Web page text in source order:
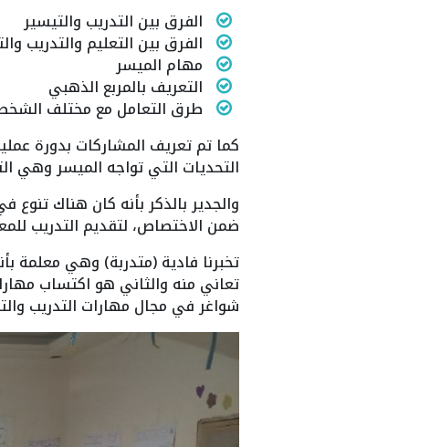
الفرق بين التدريب والتيسير
الفرق بين التعليم والتدريب
مهام الميسر
التعريف بالمربع الذهبي
طرق التعامل مع مختلف
كما تم تعريف المشاركات بدورة
التحديات التي تواجه الميسر وهي
والجدير بالذكر بأنه كان هناك
ضمن الاختصاص، لتقديم التدريب
تخبرنا فادية (متدربة) وهي معلمة
تعاني منه والثاني هو اكتساب
شواغر في مجال مهارات التدريب